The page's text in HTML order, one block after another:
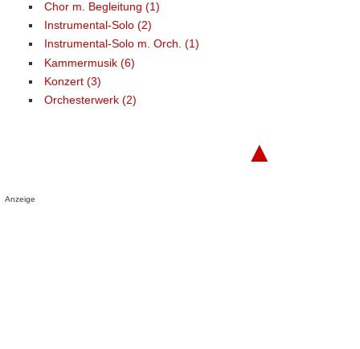
Chor m. Begleitung (1)
Instrumental-Solo (2)
Instrumental-Solo m. Orch. (1)
Kammermusik (6)
Konzert (3)
Orchesterwerk (2)
▲
Anzeige